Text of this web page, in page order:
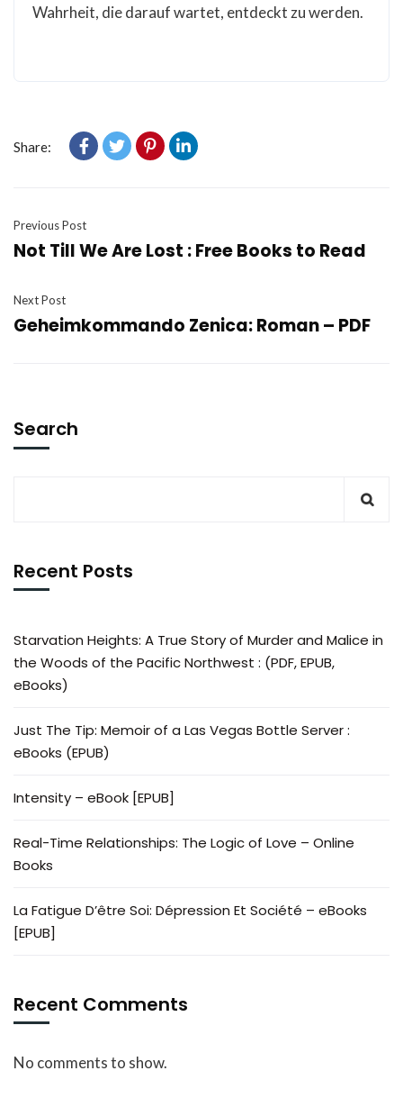
Wahrheit, die darauf wartet, entdeckt zu werden.
Share:
Previous Post
Not Till We Are Lost : Free Books to Read
Next Post
Geheimkommando Zenica: Roman – PDF
Search
Recent Posts
Starvation Heights: A True Story of Murder and Malice in
the Woods of the Pacific Northwest : (PDF, EPUB,
eBooks)
Just The Tip: Memoir of a Las Vegas Bottle Server :
eBooks (EPUB)
Intensity – eBook [EPUB]
Real-Time Relationships: The Logic of Love – Online
Books
La Fatigue D’être Soi: Dépression Et Société – eBooks
[EPUB]
Recent Comments
No comments to show.